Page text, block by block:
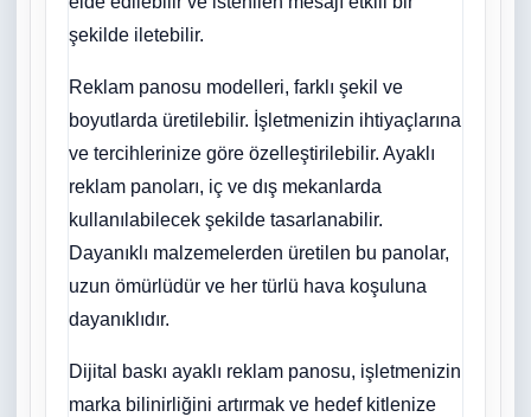
şekilde iletebilir.
Reklam panosu modelleri, farklı şekil ve
boyutlarda üretilebilir. İşletmenizin ihtiyaçlarına
ve tercihlerinize göre özelleştirilebilir. Ayaklı
reklam panoları, iç ve dış mekanlarda
kullanılabilecek şekilde tasarlanabilir.
Dayanıklı malzemelerden üretilen bu panolar,
uzun ömürlüdür ve her türlü hava koşuluna
dayanıklıdır.
Dijital baskı ayaklı reklam panosu, işletmenizin
marka bilinirliğini artırmak ve hedef kitlenize